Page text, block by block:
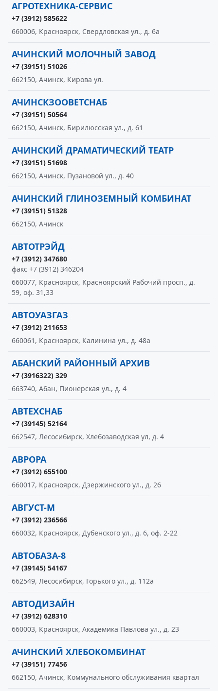
АГРОТЕХНИКА-СЕРВИС
+7 (3912) 585622
660006, Красноярск, Свердловская ул., д. 6а
АЧИНСКИЙ МОЛОЧНЫЙ ЗАВОД
+7 (39151) 51026
662150, Ачинск, Кирова ул.
АЧИНСКЗООВЕТСНАБ
+7 (39151) 50564
662150, Ачинск, Бирилюсская ул., д. 61
АЧИНСКИЙ ДРАМАТИЧЕСКИЙ ТЕАТР
+7 (39151) 51698
662150, Ачинск, Пузановой ул., д. 40
АЧИНСКИЙ ГЛИНОЗЕМНЫЙ КОМБИНАТ
+7 (39151) 51328
662150, Ачинск
АВТОТРЭЙД
+7 (3912) 347680
факс +7 (3912) 346204
660077, Красноярск, Красноярский Рабочий просп., д.
59, оф. 31,33
АВТОУАЗГАЗ
+7 (3912) 211653
660061, Красноярск, Калинина ул., д. 48а
АБАНСКИЙ РАЙОННЫЙ АРХИВ
+7 (3916322) 329
663740, Абан, Пионерская ул., д. 4
АВТЕХСНАБ
+7 (39145) 52164
662547, Лесосибирск, Хлебозаводская ул, д. 4
АВРОРА
+7 (3912) 655100
660017, Красноярск, Дзержинского ул., д. 26
АВГУСТ-М
+7 (3912) 236566
660032, Красноярск, Дубенского ул., д. 6, оф. 2-22
АВТОБАЗА-8
+7 (39145) 54167
662549, Лесосибирск, Горького ул., д. 112а
АВТОДИЗАЙН
+7 (3912) 628310
660003, Красноярск, Академика Павлова ул., д. 23
АЧИНСКИЙ ХЛЕБОКОМБИНАТ
+7 (39151) 77456
662150, Ачинск, Коммунального обслуживания квартал